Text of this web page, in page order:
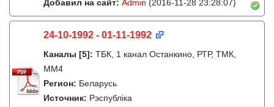
Добавил на сайт: Admin (2016-11-28 23:28:07)
24-10-1992 - 01-11-1992
Каналы [5]: ТБК, 1 канал Останкино, РТР, ТМК,
ММ4
Регион: Беларусь
Источник: Рэспубліка